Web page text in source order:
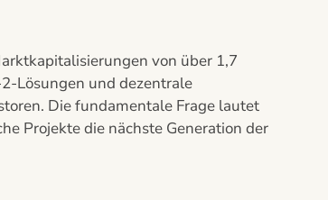
von über 1,7
Lösungen und dezentrale
Die fundamentale Frage lautet
Projekte die nächste Generation der